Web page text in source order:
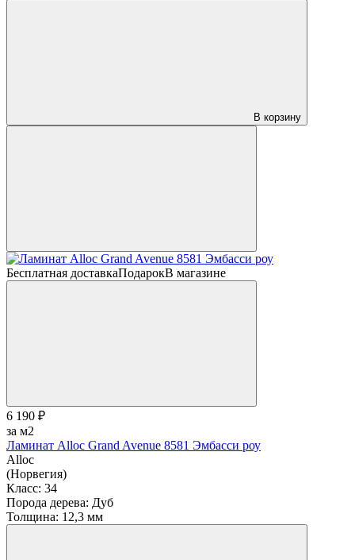
В корзину
Бесплатная доставкаПодарокВ магазине
6 190 ₽
за м2
Ламинат Alloc Grand Avenue 8581 Эмбасси роу
Alloc
(Норвегия)
Класс: 34
Порода дерева: Дуб
Толщина: 12,3 мм